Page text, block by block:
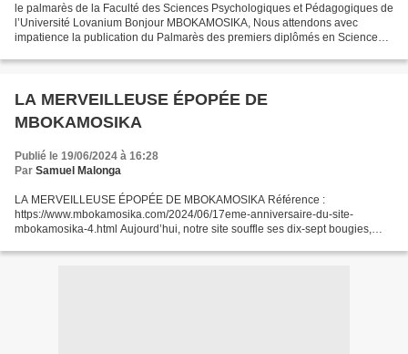
le palmarès de la Faculté des Sciences Psychologiques et Pédagogiques de
l’Université Lovanium Bonjour MBOKAMOSIKA, Nous attendons avec
impatience la publication du Palmarès des premiers diplômés en Sciences
LA MERVEILLEUSE ÉPOPÉE DE
MBOKAMOSIKA
Publié le 19/06/2024 à 16:28
Par Samuel Malonga
LA MERVEILLEUSE ÉPOPÉE DE MBOKAMOSIKA Référence :
https://www.mbokamosika.com/2024/06/17eme-anniversaire-du-site-
mbokamosika-4.html Aujourd’hui, notre site souffle ses dix-sept bougies,